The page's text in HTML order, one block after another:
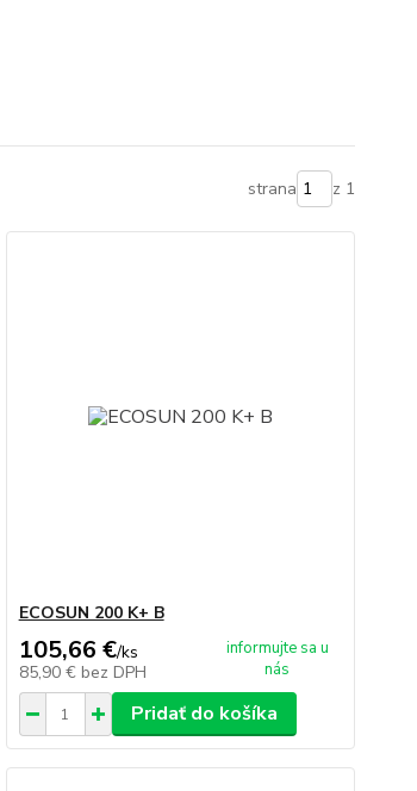
strana z 1
ECOSUN 200 K+ B
105,66 €/ks
85,90 € bez DPH
informujte sa u
nás
Pridať do košíka